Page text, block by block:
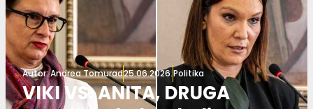
Autor:Andrea Tomurad25.06.2026.Politika
VIKI VS. ANITA, DRUGA